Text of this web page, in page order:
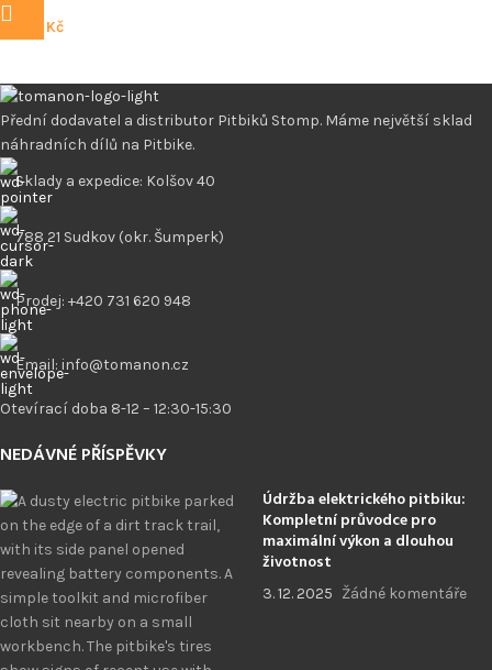
3 390 Kč
Přední dodavatel a distributor Pitbiků Stomp. Máme největší sklad
náhradních dílů na Pitbike.
Sklady a expedice: Kolšov 40
788 21 Sudkov (okr. Šumperk)
Prodej: +420 731 620 948
Email: info@tomanon.cz
Otevírací doba 8-12 – 12:30-15:30
NEDÁVNÉ PŘÍSPĚVKY
Údržba elektrického pitbiku:
Kompletní průvodce pro
maximální výkon a dlouhou
životnost
3. 12. 2025 Žádné komentáře